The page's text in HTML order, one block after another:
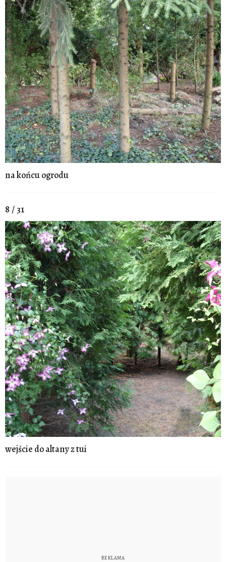
na końcu ogrodu
8 / 31
wejście do altany z tui